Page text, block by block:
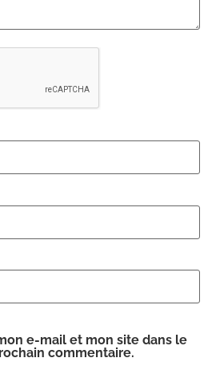
e-mail et mon site dans le
commentaire.